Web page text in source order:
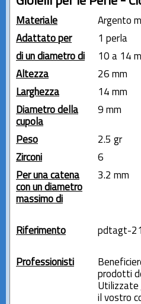
Materiale
Argento
Adattato per
1 perla
di un diametro di
10 a 14
Altezza
26 mm
Larghezza
14 mm
Diametro della
cupola
9 mm
Peso
2.5 gr
Zirconi
6
Per una catena
con un diametro
massimo di
3.2 mm
Riferimento pdtagt-
Professionisti
prodotti
Utilizzate
il vostro